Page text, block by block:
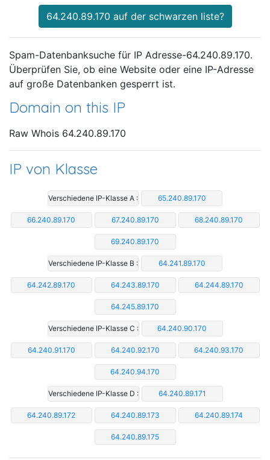
64.240.89.170 auf der schwarzen liste?
Spam-Datenbanksuche für IP Adresse-64.240.89.170.
Überprüfen Sie, ob eine Website oder eine IP-Adresse
auf große Datenbanken gesperrt ist.
Domain on this IP
Raw Whois 64.240.89.170
IP von Klasse
Verschiedene IP-Klasse A : 65.240.89.170
66.240.89.170 67.240.89.170 68.240.89.170
69.240.89.170
Verschiedene IP-Klasse B : 64.241.89.170
64.242.89.170 64.243.89.170 64.244.89.170
64.245.89.170
Verschiedene IP-Klasse C : 64.240.90.170
64.240.91.170 64.240.92.170 64.240.93.170
64.240.94.170
Verschiedene IP-Klasse D : 64.240.89.171
64.240.89.172 64.240.89.173 64.240.89.174
64.240.89.175